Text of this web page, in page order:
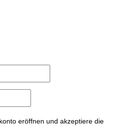
eröffnen und akzeptiere die